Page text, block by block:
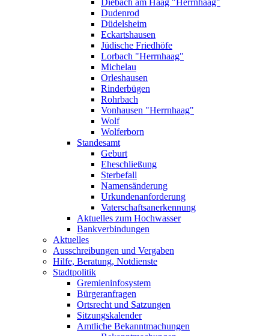
Diebach am Haag "Herrnhaag"
Dudenrod
Düdelsheim
Eckartshausen
Jüdische Friedhöfe
Lorbach "Herrnhaag"
Michelau
Orleshausen
Rinderbügen
Rohrbach
Vonhausen "Herrnhaag"
Wolf
Wolferborn
Standesamt
Geburt
Eheschließung
Sterbefall
Namensänderung
Urkundenanforderung
Vaterschaftsanerkennung
Aktuelles zum Hochwasser
Bankverbindungen
Aktuelles
Ausschreibungen und Vergaben
Hilfe, Beratung, Notdienste
Stadtpolitik
Gremieninfosystem
Bürgeranfragen
Ortsrecht und Satzungen
Sitzungskalender
Amtliche Bekanntmachungen